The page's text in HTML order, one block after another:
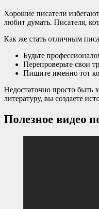
Хорошие писатели
любит думать. Писателя,
Как же стать отличным
Будьте
Перепроверьте свои
Пишите именно тот
Недостаточно просто быть
литературу, вы создаете
Полезное видео